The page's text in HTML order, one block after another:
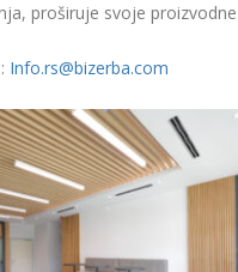
proširuje svoje
Info.rs@bizerba.com